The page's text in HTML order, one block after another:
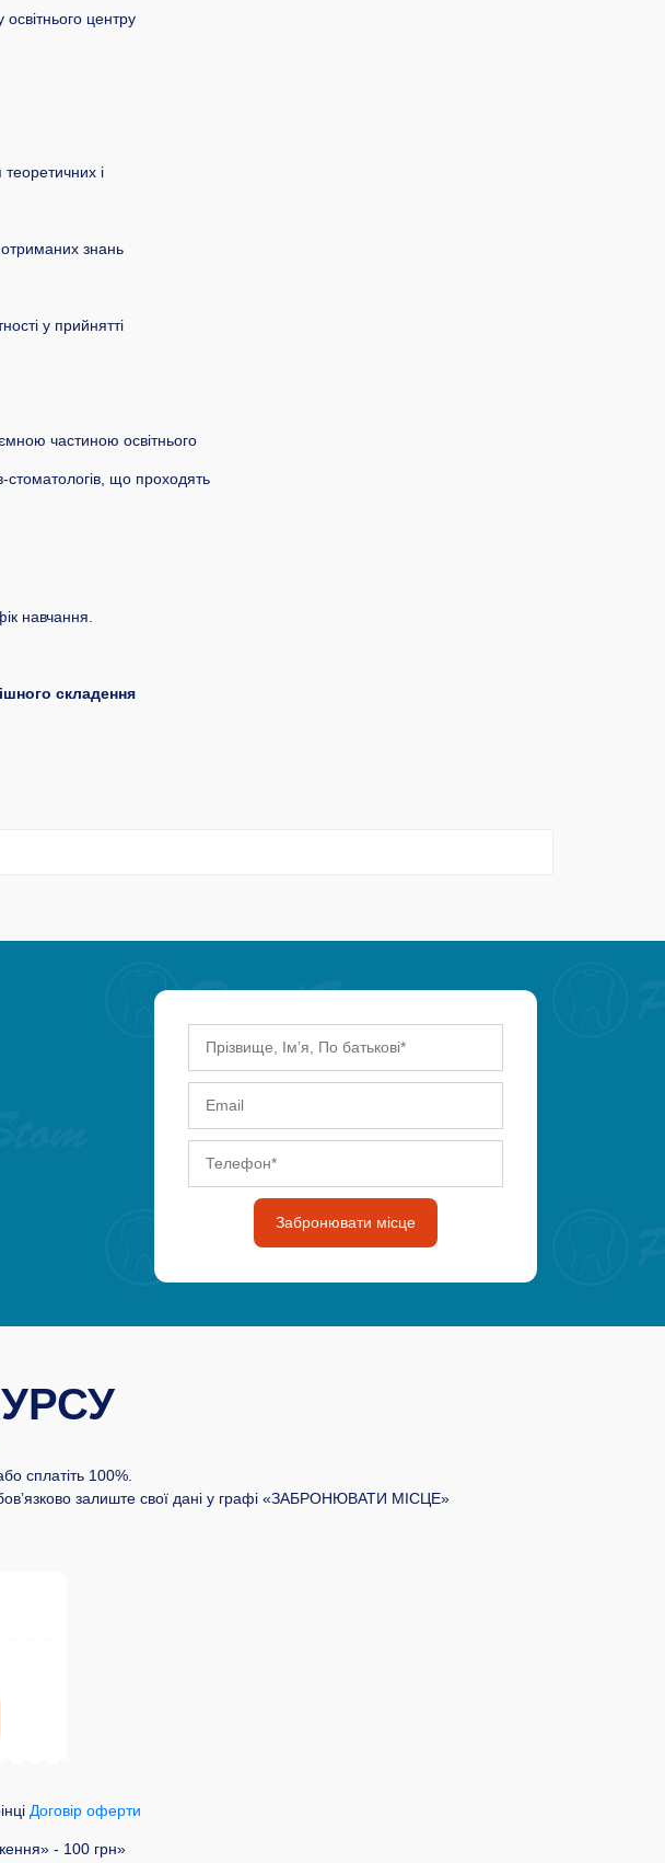
центру
і
отриманих знань
у прийнятті
частиною освітнього
стоматологів, що проходять
навчання.
складення
Забронювати місце
сплатіть 100%.
залиште свої дані у графі «ЗАБРОНЮВАТИ МІСЦЕ»
Договір оферти
- 100 грн»